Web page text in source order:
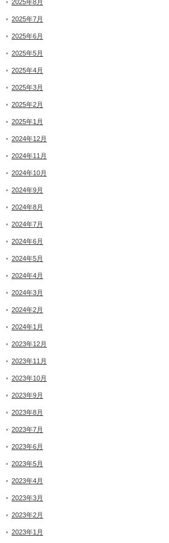
2025年8月
2025年7月
2025年6月
2025年5月
2025年4月
2025年3月
2025年2月
2025年1月
2024年12月
2024年11月
2024年10月
2024年9月
2024年8月
2024年7月
2024年6月
2024年5月
2024年4月
2024年3月
2024年2月
2024年1月
2023年12月
2023年11月
2023年10月
2023年9月
2023年8月
2023年7月
2023年6月
2023年5月
2023年4月
2023年3月
2023年2月
2023年1月